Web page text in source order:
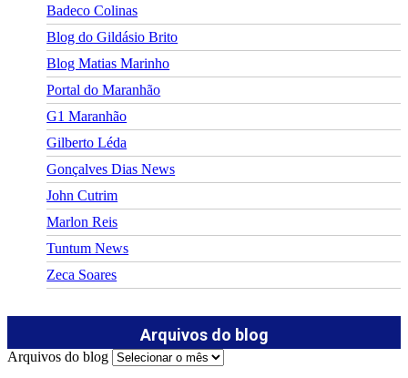
Badeco Colinas
Blog do Gildásio Brito
Blog Matias Marinho
Portal do Maranhão
G1 Maranhão
Gilberto Léda
Gonçalves Dias News
John Cutrim
Marlon Reis
Tuntum News
Zeca Soares
Arquivos do blog
Arquivos do blog